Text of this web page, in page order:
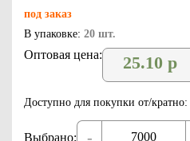
под заказ
В упаковке: 20 шт.
Оптовая цена: 25.10 р
Доступно для покупки от/кратно:
Выбрано: -